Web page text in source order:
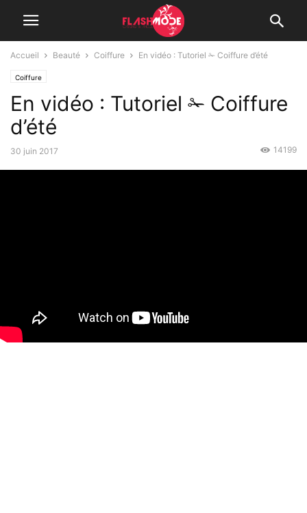
Accueil Beauté Coiffure En vidéo : Tutoriel ✁ Coiffure d’été
Coiffure
En vidéo : Tutoriel ✁ Coiffure
d’été
30 juin 2017 14199